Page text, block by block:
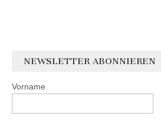
NEWSLETTER ABONNIEREN
Vorname